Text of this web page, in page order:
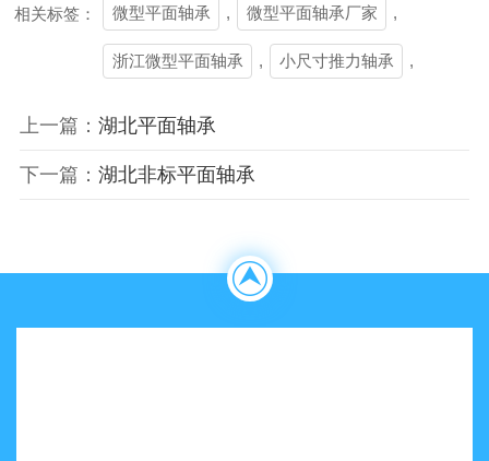
相关标签： 微型平面轴承 , 微型平面轴承厂家 ,
浙江微型平面轴承 , 小尺寸推力轴承 ,
上一篇： 湖北平面轴承
下一篇： 湖北非标平面轴承